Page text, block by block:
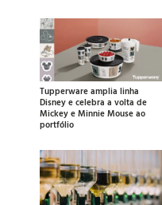
Tupperware amplia linha
Disney e celebra a volta de
Mickey e Minnie Mouse ao
portfólio